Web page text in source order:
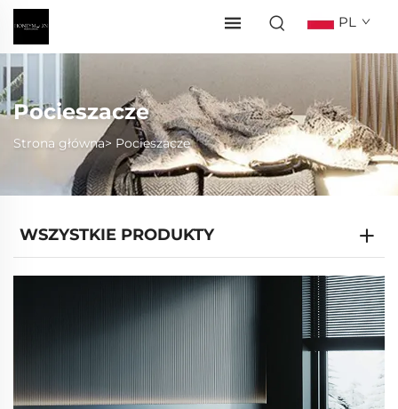
PL
Pocieszacze
Strona główna> Pocieszacze
WSZYSTKIE PRODUKTY